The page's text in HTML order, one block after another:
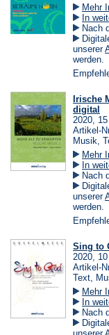
Mehr
In
Nach
unserer
werden.
Irische
digital
2020,
Artikel-
Musik,
Mehr
In
Nach
unserer
werden.
Sing to
2020,
Artikel-
Text,
Mehr
In
Nach